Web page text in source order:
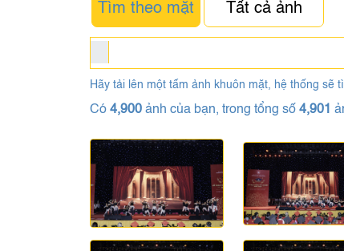
Tìm theo mặt Tất cả ảnh
Hãy tải lên một tấm ảnh khuôn mặt, hệ thống
Có 4,900 ảnh của bạn, trong tổng số 4,901